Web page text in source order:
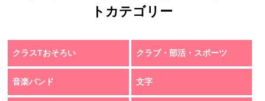
トカテゴリー
クラスTおそろい クラブ・部活・スポーツ
音楽バンド 文字